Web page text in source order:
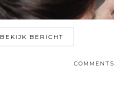
BEKIJK BERICHT
COMMENTS